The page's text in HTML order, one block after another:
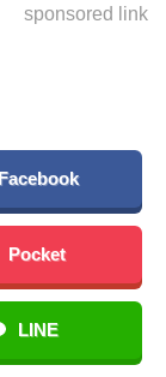
sponsored link
Facebook
Pocket
LINE